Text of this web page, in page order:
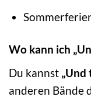
Wo kann ich
Du kannst „Und
anderen Bände